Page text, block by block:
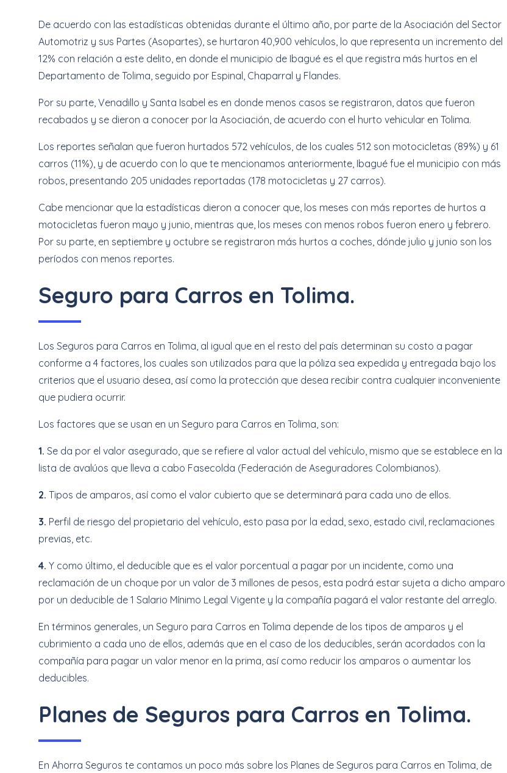
De acuerdo con las estadísticas obtenidas durante el último año, por parte de la Asociación del Sector
Automotriz y sus Partes (Asopartes), se hurtaron 40,900 vehículos, lo que representa un incremento del
12% con relación a este delito, en donde el municipio de Ibagué es el que registra más hurtos en el
Departamento de Tolima, seguido por Espinal, Chaparral y Flandes.
Por su parte, Venadillo y Santa Isabel es en donde menos casos se registraron, datos que fueron
recabados y se dieron a conocer por la Asociación, de acuerdo con el hurto vehicular en Tolima.
Los reportes señalan que fueron hurtados 572 vehículos, de los cuales 512 son motocicletas (89%) y 61
carros (11%), y de acuerdo con lo que te mencionamos anteriormente, Ibagué fue el municipio con más
robos, presentando 205 unidades reportadas (178 motocicletas y 27 carros).
Cabe mencionar que la estadísticas dieron a conocer que, los meses con más reportes de hurtos a
motocicletas fueron mayo y junio, mientras que, los meses con menos robos fueron enero y febrero.
Por su parte, en septiembre y octubre se registraron más hurtos a coches, dónde julio y junio son los
períodos con menos reportes.
Seguro para Carros en Tolima.
Los Seguros para Carros en Tolima, al igual que en el resto del país determinan su costo a pagar
conforme a 4 factores, los cuales son utilizados para que la póliza sea expedida y entregada bajo los
criterios que el usuario desea, así como la protección que desea recibir contra cualquier inconveniente
que pudiera ocurrir.
Los factores que se usan en un Seguro para Carros en Tolima, son:
1. Se da por el valor asegurado, que se refiere al valor actual del vehículo, mismo que se establece en la
lista de avalúos que lleva a cabo Fasecolda (Federación de Aseguradores Colombianos).
2. Tipos de amparos, así como el valor cubierto que se determinará para cada uno de ellos.
3. Perfil de riesgo del propietario del vehículo, esto pasa por la edad, sexo, estado civil, reclamaciones
previas, etc.
4. Y como último, el deducible que es el valor porcentual a pagar por un incidente, como una
reclamación de un choque por un valor de 3 millones de pesos, esta podrá estar sujeta a dicho amparo
por un deducible de 1 Salario Mínimo Legal Vigente y la compañía pagará el valor restante del arreglo.
En términos generales, un Seguro para Carros en Tolima depende de los tipos de amparos y el
cubrimiento a cada uno de ellos, además que en el caso de los deducibles, serán acordados con la
compañía para pagar un valor menor en la prima, así como reducir los amparos o aumentar los
deducibles.
Planes de Seguros para Carros en Tolima.
En Ahorra Seguros te contamos un poco más sobre los Planes de Seguros para Carros en Tolima, de